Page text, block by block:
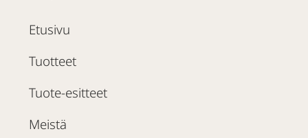
Etusivu
Tuotteet
Tuote-esitteet
Meistä